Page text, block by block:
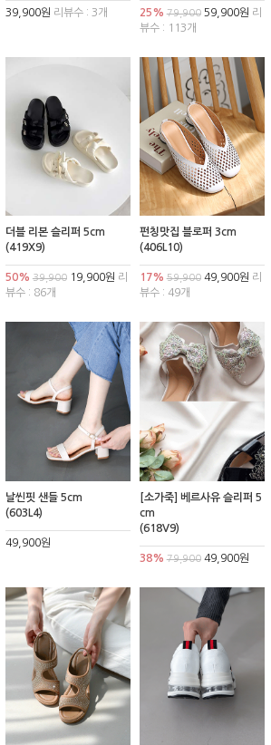
39,900원 리뷰수 : 3개 25% 79,90059,900원 리
뷰수 : 113개
더블 리본 슬리퍼 5cm
(419X9)
50% 39,90019,900원 리
뷰수 : 86개
펀칭맛집 블로퍼 3cm
(406L10)
17% 59,90049,900원 리
뷰수 : 49개
날씬핏 샌들 5cm
(603L4)
49,900원
[소가죽] 베르사유 슬리퍼 5
cm
(618V9)
38% 79,90049,900원